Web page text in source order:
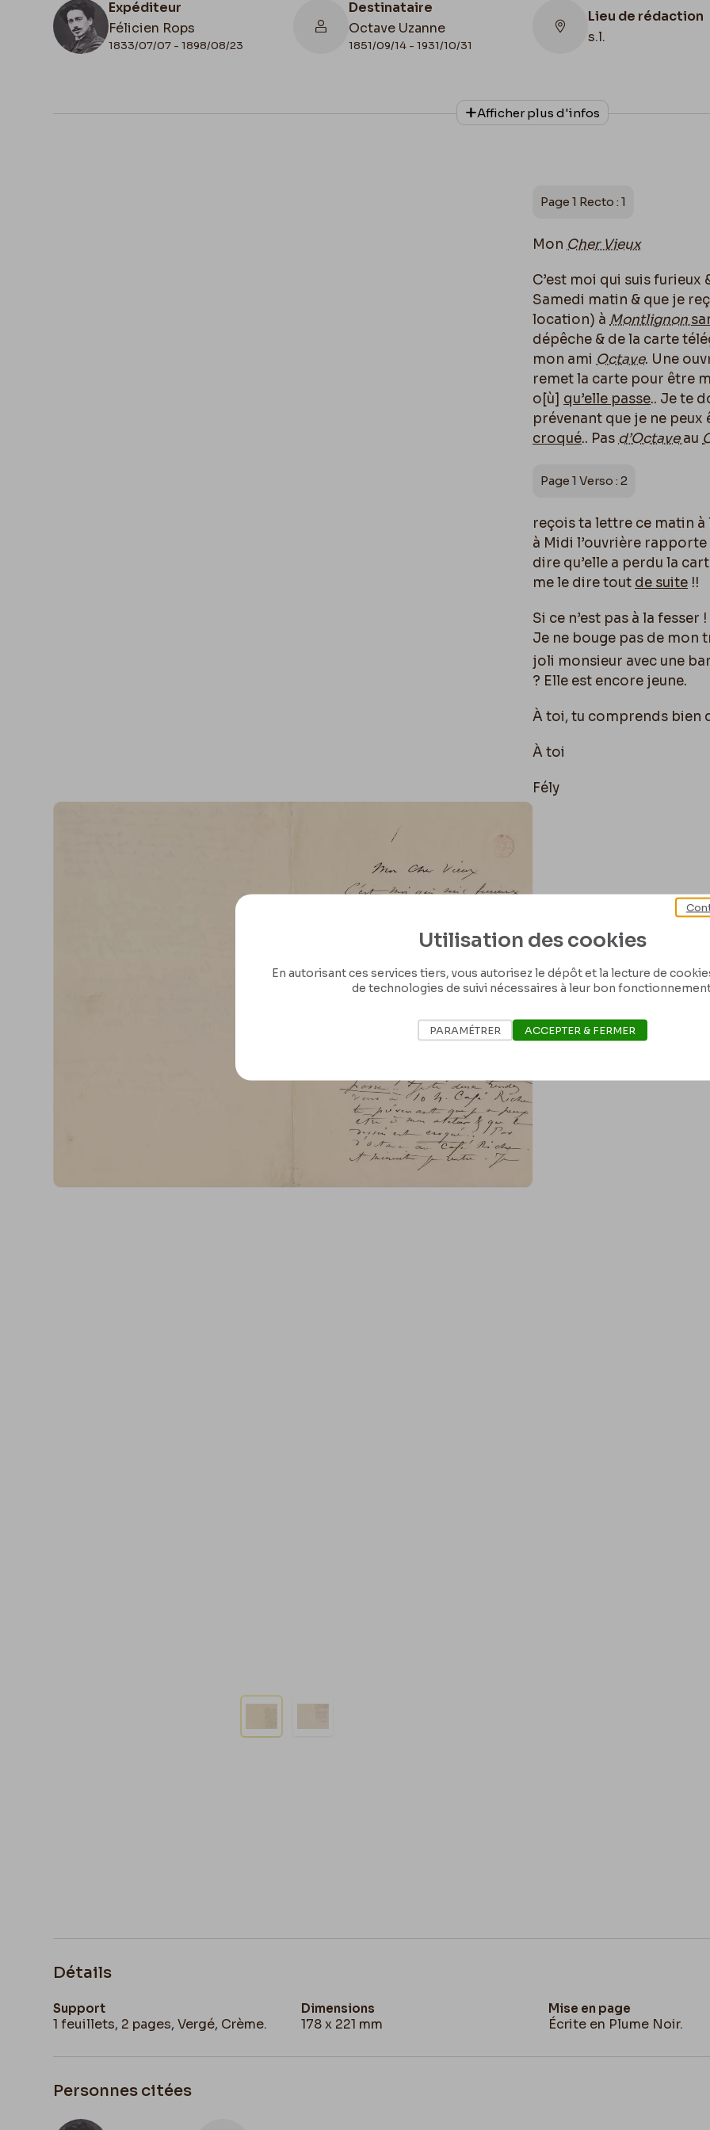
Expéditeur
Félicien Rops
1833/07/07 - 1898/08/23
Destinataire
Octave Uzanne
1851/09/14 - 1931/10/31
Lieu de rédaction
s.l.
Collationnage
Autographe
Afficher plus d'infos
Page 1 Recto : 1
Mon Cher Vieux
C’est moi qui suis furieux
Samedi matin & que je
location) à Montlignon
dépêche & de la carte
mon ami Octave. Une
remet la carte pour être
o[ù] qu’elle passe.. Je te
prévenant que je ne peux
croqué.. Pas d’Octaveau
Page 1 Verso : 2
reçois ta lettre ce matin
à Midi l’ouvrière
dire qu’elle a perdu la
me le dire tout de suite !!
Si ce n’est pas à la fesser !
Je ne bouge pas de mon
joli monsieur avec une
? Elle est encore jeune.
À toi, tu comprends bien
À toi
Fély
Détails
Support
1 feuillets, 2 pages, Vergé, Crème.
Dimensions
178 x 221 mm
Mise en page
Écrite en Plume Noir.
Personnes citées
Utilisation des cookies
En autorisant ces services tiers, vous autorisez le dépôt et la lecture de
de technologies de suivi nécessaires à leur bon
PARAMÉTRER ACCEPTER & FERMER